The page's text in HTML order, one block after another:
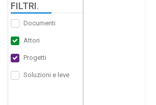
FILTRI.
Documenti
Attori
Progetti
Soluzioni e leve